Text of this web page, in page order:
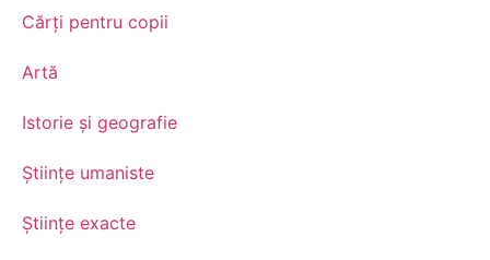
Cărți pentru copii
Artă
Istorie și geografie
Științe umaniste
Științe exacte